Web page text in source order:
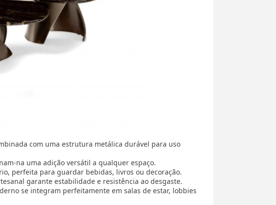
com uma estrutura metálica durável para uso
na uma adição versátil a qualquer espaço.
perfeita para guardar bebidas, livros ou decoração.
garante estabilidade e resistência ao desgaste.
se integram perfeitamente em salas de estar, lobbies